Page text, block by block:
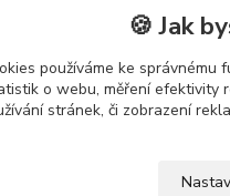
🍪 Jak
používáme ke
o webu, měření efektivity
stránek, či zobrazení